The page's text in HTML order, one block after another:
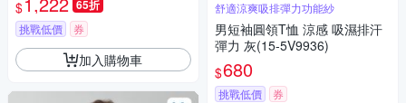
$ 65折
挑戰低價 券
加入購物車
舒適涼爽吸排彈力功能紗
男短袖圓領T恤 涼感 吸濕排汗
彈力 灰(15-5V9936)
$680
挑戰低價 券